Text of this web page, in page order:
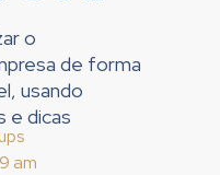
o
de forma
usando
e dicas
am